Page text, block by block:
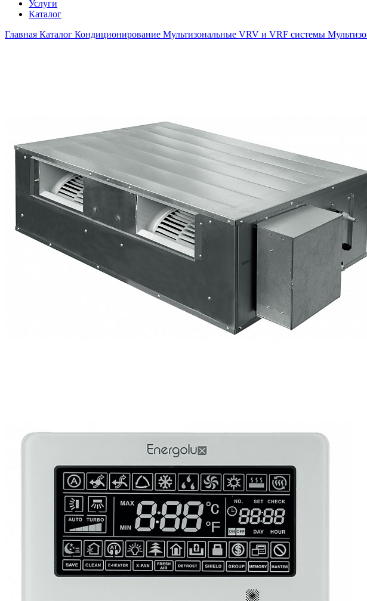
Услуги
Каталог
Главная Каталог Кондиционирование Мультизональные VRV и VRF системы